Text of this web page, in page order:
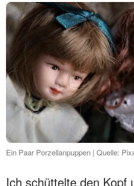
Ein Paar Porzellanpuppen | Quelle:
Ich schüttelte den Kopf